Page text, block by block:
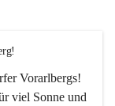
Vorarlbergs!
viel Sonne und